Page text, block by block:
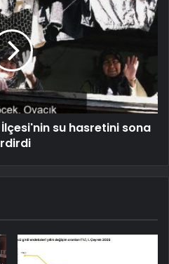
İlçesi'nin su hasretini sona